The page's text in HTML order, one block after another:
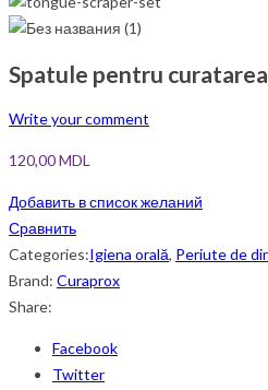
Spatule pentru
Write your comment
120,00MDL
Добавить в список желаний
Сравнить
Categories:Igiena orală, Periute de
Brand: Curaprox
Share:
Facebook
Twitter